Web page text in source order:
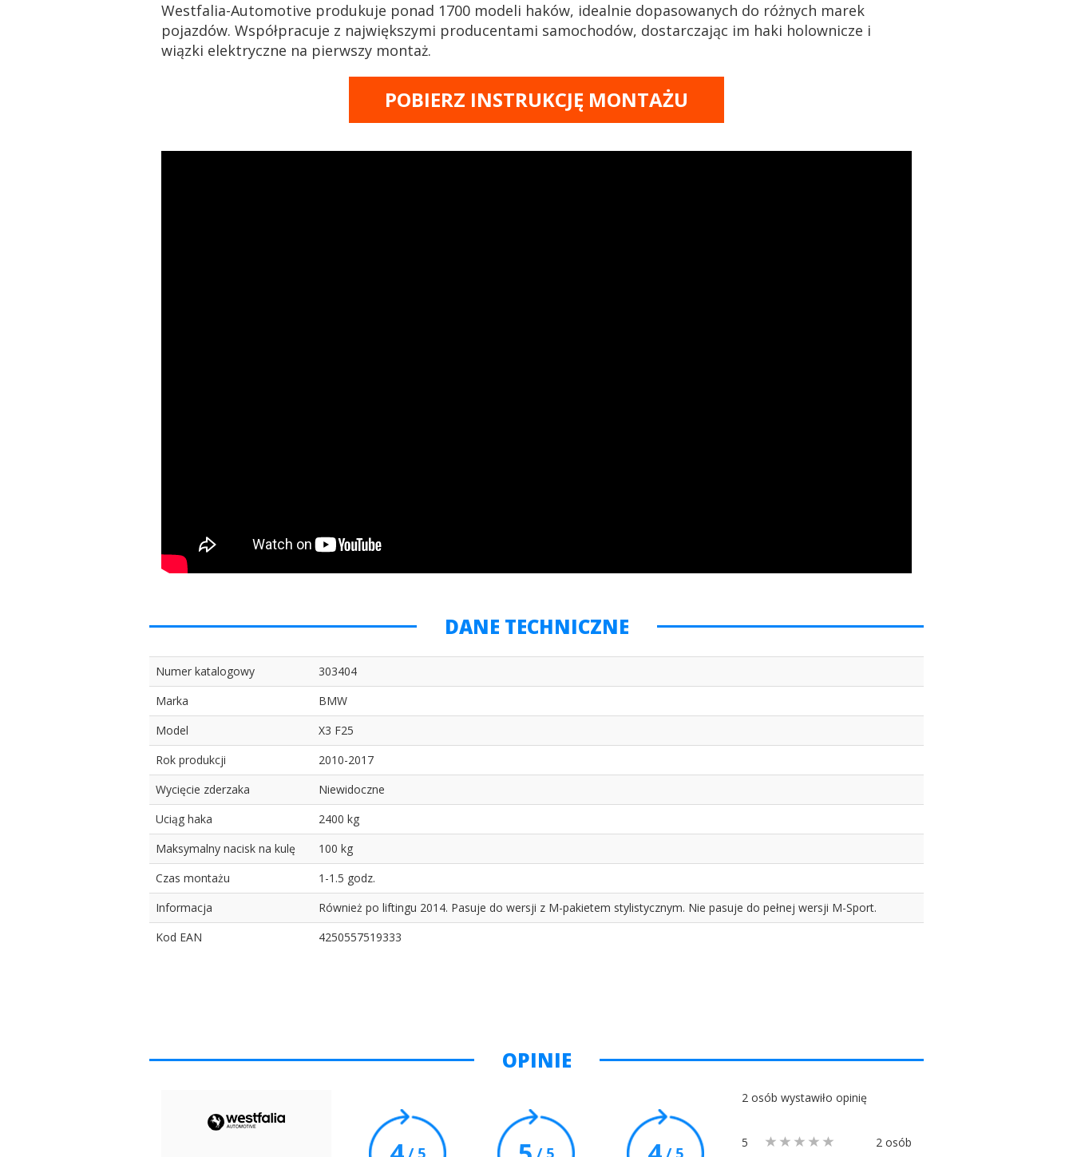
Westfalia-Automotive produkuje ponad 1700 modeli haków, idealnie dopasowanych do różnych marek
pojazdów. Współpracuje z największymi producentami samochodów, dostarczając im haki holownicze i
wiązki elektryczne na pierwszy montaż.
POBIERZ INSTRUKCJĘ MONTAŻU
DANE TECHNICZNE
Numer katalogowy
303404
Marka
BMW
Model
X3 F25
Rok produkcji
2010-2017
Wycięcie zderzaka
Niewidoczne
Uciąg haka
2400 kg
Maksymalny nacisk na kulę
100 kg
Czas montażu
1-1.5 godz.
Informacja
Również po liftingu 2014. Pasuje do wersji z M-pakietem stylistycznym. Nie pasuje do pełnej wersji M-Sport.
Kod EAN
4250557519333
OPINIE
/ 5 / 5 / 5
2 osób wystawiło opinię
5 2 osób